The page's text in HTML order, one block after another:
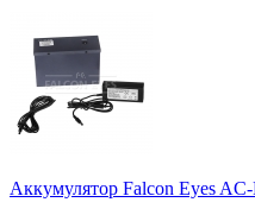
Аккумулятор Falcon Eyes